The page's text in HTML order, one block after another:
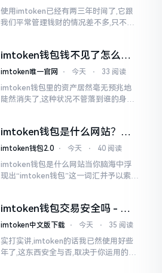
使用imtoken已经有两三年时间了,它跟
我们平常管理钱财的情况差不多,只不过
许许多多的链接
imtoken钱包钱不见了怎么
办？老用户手把手教你找回
imtoken唯一官网 ⋅ 今天 ⋅ 33 阅读
imtoken钱包里的资产居然毫无预兆地
陡然消失了,这种状况不管落到谁的身上,
打开钱包查看时
imtoken钱包是什么网站？一
文说清楚这玩意
imtoken钱包2.0 ⋅ 今天 ⋅ 40 阅读
imtoken钱包是什么网站当你脑海中浮
现出“imtoken钱包”这一词汇并予以索求
我也曾短暂错愕
imtoken钱包交易安全吗 - 老
用户的一些心里话
imtoken中文版下载 ⋅ 今天 ⋅ 35 阅读
实打实讲,imtoken的话我已然使用好些
年了,这东西安全与否,取决于你运用的方